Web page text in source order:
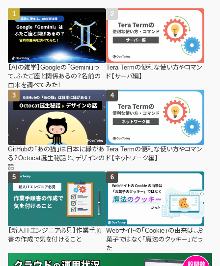
【AIの雑学】Googleの「Gemini」っ
て、ふたご座と関係あるの？名前の
由来を調べてみた！
Tera Termの便利な使い方やコマン
ド【サーバ編】
GitHubの「あの猫」は日本に縁があ
る？Octocat誕生秘話と、デザインの
話
Tera Termの便利な使い方やコマン
ド【ネットワーク編】
【新人ITエンジニア必見】作業手順
書の作成で気を付けること
Webサイトの「Cookie」の由来は、お
菓子ではなく「魔法のクッキー」だっ
た